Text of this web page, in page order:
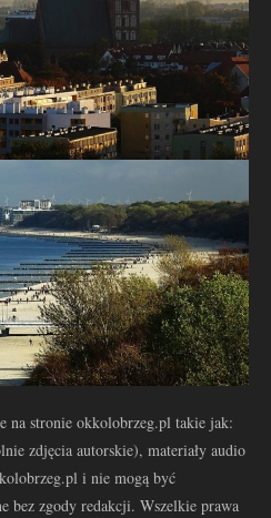
na stronie okkolobrzeg.pl takie jak:
zdjęcia autorskie), materiały audio
i nie mogą być
bez zgody redakcji. Wszelkie prawa